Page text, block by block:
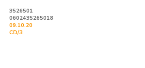
3526501
0602435265018
09.10.20
CD/3